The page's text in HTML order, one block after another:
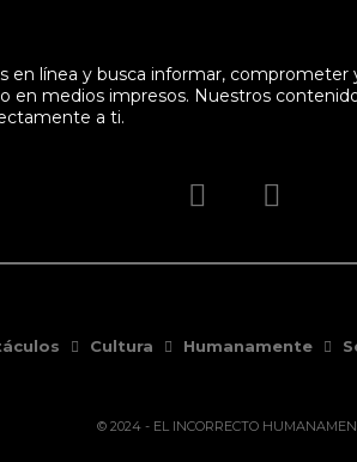
línea y busca informar,
en medios impresos. Nuestros
a ti.
Cultura Humanamente
© 2024 - EL INCORRECTO